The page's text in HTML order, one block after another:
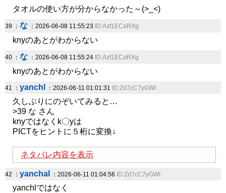
タオルの使い方が分からなかった～(>_<)
39 ： な ：2026-06-08 11:55:23 ID:Azf1ECaRXg
knyのあとがわからない
40 ： な ：2026-06-08 11:55:24 ID:Azf1ECaRXg
knyのあとがわからない
41 ： yanchl ：2026-06-11 01:01:31 ID:Zd7cC7yGWI
久しぶりにのぞいてみると…
>39 な さん
knyではなくk〇yは
PICTをヒントに５桁に変換↓
ネタバレ内容を表示
42 ： yanchal ：2026-06-11 01:04:56 ID:Zd7cC7yGWI
yanchlではなく